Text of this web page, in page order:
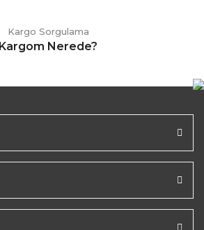
Kargo Sorgulama
Kargom Nerede?